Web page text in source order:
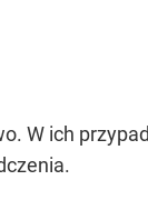
W ich